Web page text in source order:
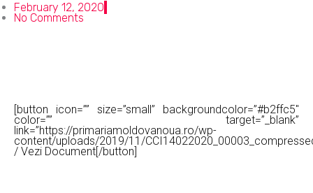
February 12, 2020
No Comments
[button icon=”” size=”small” backgroundcolor=”#b2ffc5″
color=”” target=”_blank”
link=”https://primariamoldovanoua.ro/wp-
content/uploads/2019/11/
/ Vezi Document[/button]